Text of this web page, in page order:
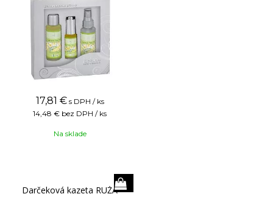
17,81 € s DPH / ks
14,48 € bez DPH / ks
Na sklade
Darčeková kazeta RUŽA